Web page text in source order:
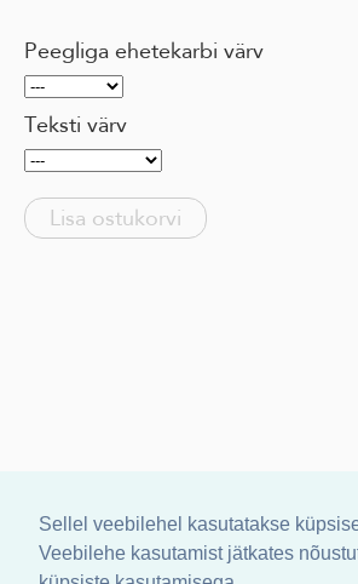
Sellel veebilehel kasutatakse
Veebilehe kasutamist jätkates
Peegliga ehetekarbi värv
Teksti värv
Lisa ostukorvi